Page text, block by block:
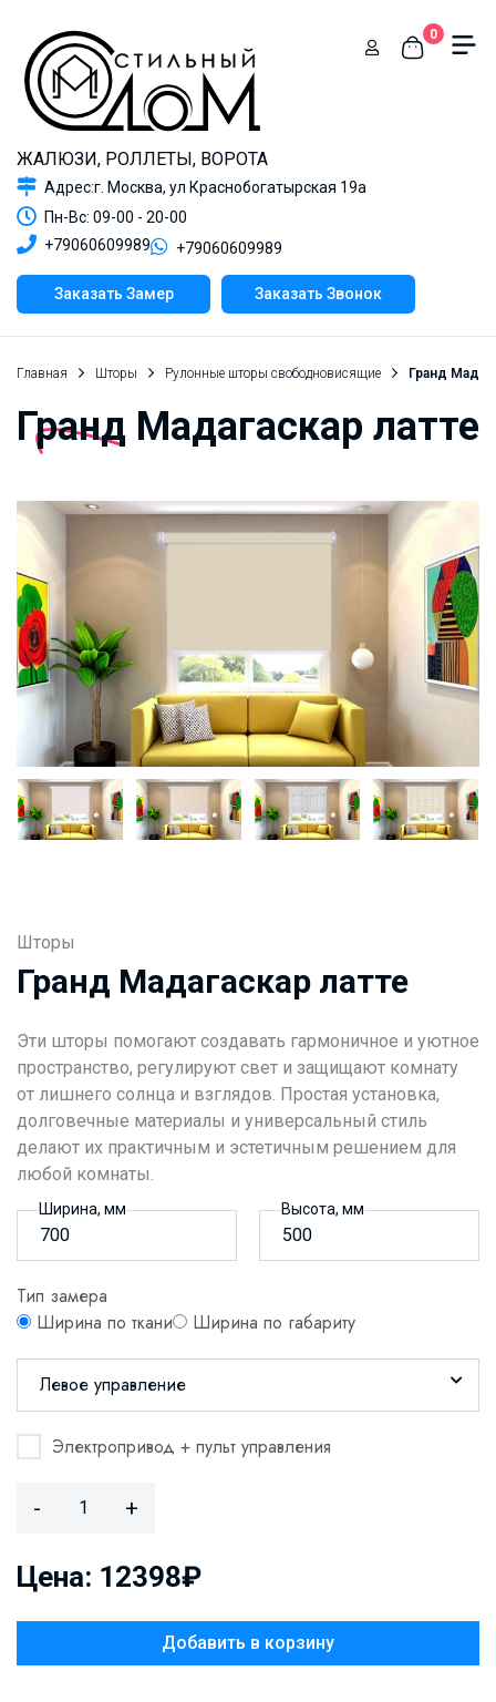
ЖАЛЮЗИ, РОЛЛЕТЫ, ВОРОТА
Адрес:г. Москва, ул Краснобогатырская 19а
Пн-Вс: 09-00 - 20-00
+79060609989
+79060609989
Заказать Замер Заказать Звонок
0
Главная Шторы Рулонные шторы свободновисящие Гранд
Гранд Мадагаскар латте
Шторы
Гранд Мадагаскар латте
Эти шторы помогают создавать гармоничное и уютное
пространство, регулируют свет и защищают комнату
от лишнего солнца и взглядов. Простая установка,
долговечные материалы и универсальный стиль
делают их практичным и эстетичным решением для
любой комнаты.
Ширина, мм Высота, мм
Тип замера
Ширина по ткани
Ширина по габариту
Левое управление
Электропривод + пульт управления
- +
Цена: 12398₽
Добавить в корзину